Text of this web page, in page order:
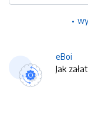
eBoi
Jak